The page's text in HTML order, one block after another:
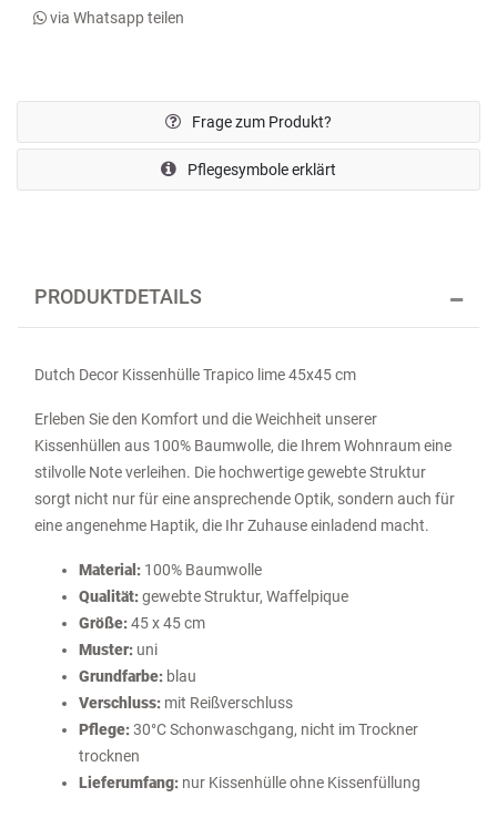
via Whatsapp teilen
Frage zum Produkt?
Pflegesymbole erklärt
PRODUKTDETAILS
Dutch Decor Kissenhülle Trapico lime 45x45 cm
Erleben Sie den Komfort und die Weichheit unserer
Kissenhüllen aus 100% Baumwolle, die Ihrem Wohnraum eine
stilvolle Note verleihen. Die hochwertige gewebte Struktur
sorgt nicht nur für eine ansprechende Optik, sondern auch für
eine angenehme Haptik, die Ihr Zuhause einladend macht.
Material: 100% Baumwolle
Qualität:gewebte Struktur, Waffelpique
Größe:45 x 45 cm
Muster: uni
Grundfarbe: blau
Verschluss: mit Reißverschluss
Pflege:30°C Schonwaschgang, nicht im Trockner
trocknen
Lieferumfang: nur Kissenhülle ohne Kissenfüllung